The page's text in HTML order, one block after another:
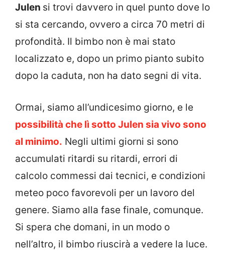
Julen si trovi davvero in quel punto dove lo
si sta cercando, ovvero a circa 70 metri di
profondità. Il bimbo non è mai stato
localizzato e, dopo un primo pianto subito
dopo la caduta, non ha dato segni di vita.
Ormai, siamo all’undicesimo giorno, e le
possibilità che lì sotto Julen sia vivo sono
al minimo. Negli ultimi giorni si sono
accumulati ritardi su ritardi, errori di
calcolo commessi dai tecnici, e condizioni
meteo poco favorevoli per un lavoro del
genere. Siamo alla fase finale, comunque.
Si spera che domani, in un modo o
nell’altro, il bimbo riuscirà a vedere la luce.